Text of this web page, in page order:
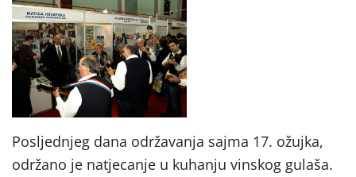
Posljednjeg dana održavanja sajma 17. ožujka,
održano je natjecanje u kuhanju vinskog gulaša.